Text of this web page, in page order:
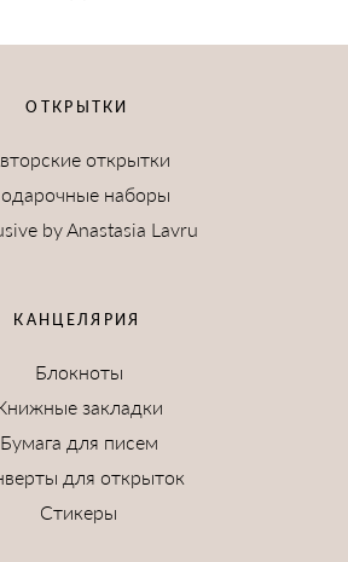
ОТКРЫТКИ
открытки
наборы
by Anastasia Lavru
КАНЦЕЛЯРИЯ
Блокноты
закладки
Бумага для писем
для открыток
Стикеры